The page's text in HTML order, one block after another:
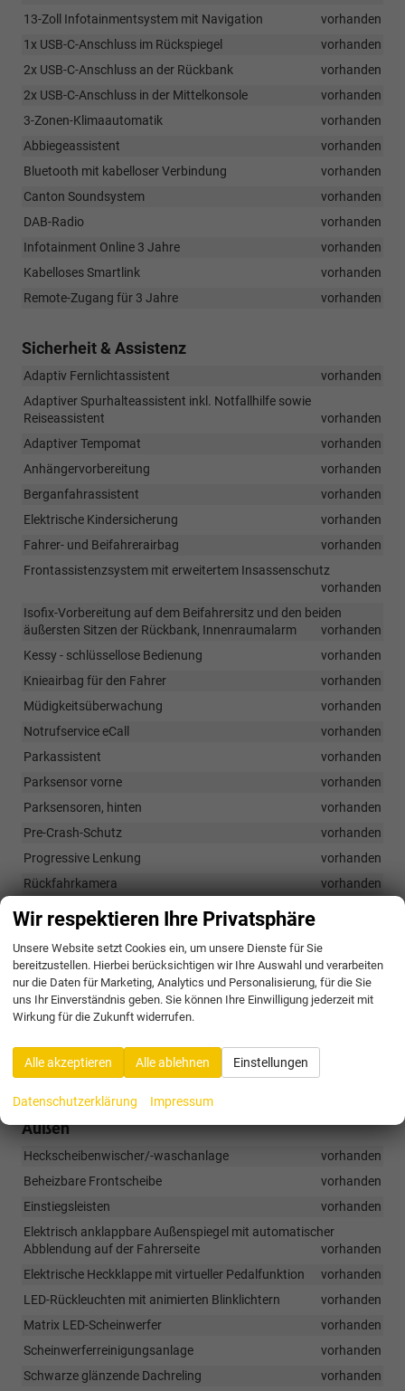
13-Zoll Infotainmentsystem mit Navigation
vorhanden
1x USB-C-Anschluss im Rückspiegel
vorhanden
2x USB-C-Anschluss an der Rückbank
vorhanden
2x USB-C-Anschluss in der Mittelkonsole
vorhanden
3-Zonen-Klimaautomatik
vorhanden
Abbiegeassistent
vorhanden
Bluetooth mit kabelloser Verbindung
vorhanden
Canton Soundsystem
vorhanden
DAB-Radio
vorhanden
Infotainment Online 3 Jahre
vorhanden
Kabelloses Smartlink
vorhanden
Remote-Zugang für 3 Jahre
vorhanden
Sicherheit & Assistenz
Adaptiv Fernlichtassistent
vorhanden
Adaptiver Spurhalteassistent inkl. Notfallhilfe sowie
Reiseassistent
vorhanden
Adaptiver Tempomat
vorhanden
Anhängervorbereitung
vorhanden
Berganfahrassistent
vorhanden
Elektrische Kindersicherung
vorhanden
Fahrer- und Beifahrerairbag
vorhanden
Frontassistenzsystem mit erweitertem Insassenschutz
vorhanden
Isofix-Vorbereitung auf dem Beifahrersitz und den beiden
äußersten Sitzen der Rückbank, Innenraumalarm
vorhanden
Kessy - schlüssellose Bedienung
vorhanden
Knieairbag für den Fahrer
vorhanden
Müdigkeitsüberwachung
vorhanden
Notrufservice eCall
vorhanden
Parkassistent
vorhanden
Parksensor vorne
vorhanden
Parksensoren, hinten
vorhanden
Pre-Crash-Schutz
vorhanden
Progressive Lenkung
vorhanden
Rückfahrkamera
vorhanden
Seitenairbags hinten
Seitenairbags vorne mit Kopfairbags
Side Assist
vorhanden
Start-Stopp-System mit regenerativem Bremssystem
vorhanden
Tempomat mit Geschwindigkeitsbegrenzer
Verkehrszeichenerkennung
Außen
Heckscheibenwischer/-waschanlage
vorhanden
Beheizbare Frontscheibe
vorhanden
Einstiegsleisten
vorhanden
Elektrisch anklappbare Außenspiegel mit automatischer
Abblendung auf der Fahrerseite
vorhanden
Elektrische Heckklappe mit virtueller Pedalfunktion
vorhanden
LED-Rückleuchten mit animierten Blinklichtern
vorhanden
Matrix LED-Scheinwerfer
vorhanden
Scheinwerferreinigungsanlage
vorhanden
Schwarze glänzende Dachreling
vorhanden
Wir respektieren Ihre Privatsphäre
Unsere Website setzt Cookies ein, um unsere Dienste für Sie
bereitzustellen. Hierbei berücksichtigen wir Ihre Auswahl und verarbeiten
nur die Daten für Marketing, Analytics und Personalisierung, für die Sie
uns Ihr Einverständnis geben. Sie können Ihre Einwilligung jederzeit mit
Wirkung für die Zukunft widerrufen.
Alle akzeptieren Alle ablehnen Einstellungen
Datenschutzerklärung Impressum